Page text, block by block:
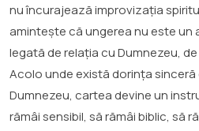
nu încurajează improvizația
amintește că ungerea nu este un
legată de relația cu Dumnezeu,
Acolo unde există dorința sinceră
Dumnezeu, cartea devine un
rămâi sensibil, să rămâi biblic, să